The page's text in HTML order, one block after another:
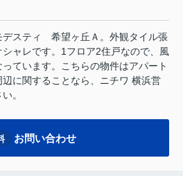
デスティ 希望ヶ丘Ａ。外観タイル張
ャレです。1フロア2住戸なので、風
ています。こちらの物件はアパート
に関することなら、ニチワ 横浜営
。
お問い合わせ